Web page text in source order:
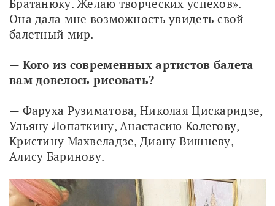
Братанюку. Желаю творческих успехов».
Она дала мне возможность увидеть свой
балетный мир.
— Кого из современных артистов балета
вам довелось рисовать?
— Фаруха Рузиматова, Николая Цискаридзе,
Ульяну Лопаткину, Анастасию Колегову,
Кристину Махвеладзе, Диану Вишневу,
Алису Баринову.